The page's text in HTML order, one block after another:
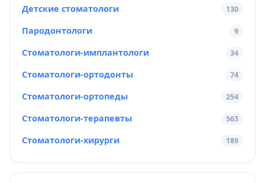
Детские стоматологи 130
Пародонтологи 9
Стоматологи-имплантологи 34
Стоматологи-ортодонты 74
Стоматологи-ортопеды 254
Стоматологи-терапевты 563
Стоматологи-хирурги 189